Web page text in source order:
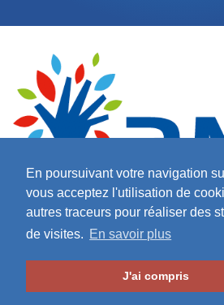
En poursuivant votre navigation
vous acceptez l'utilisation de
autres traceurs pour réaliser des
de visites. En savoir plus
J'ai compris
Maires de France / Association
des